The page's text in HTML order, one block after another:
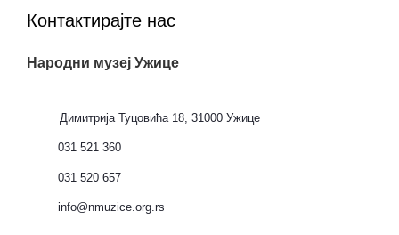
Контактирајте нас
Народни музеј Ужице
Димитрија Туцовића 18, 31000 Ужице
031 521 360
031 520 657
info@nmuzice.org.rs